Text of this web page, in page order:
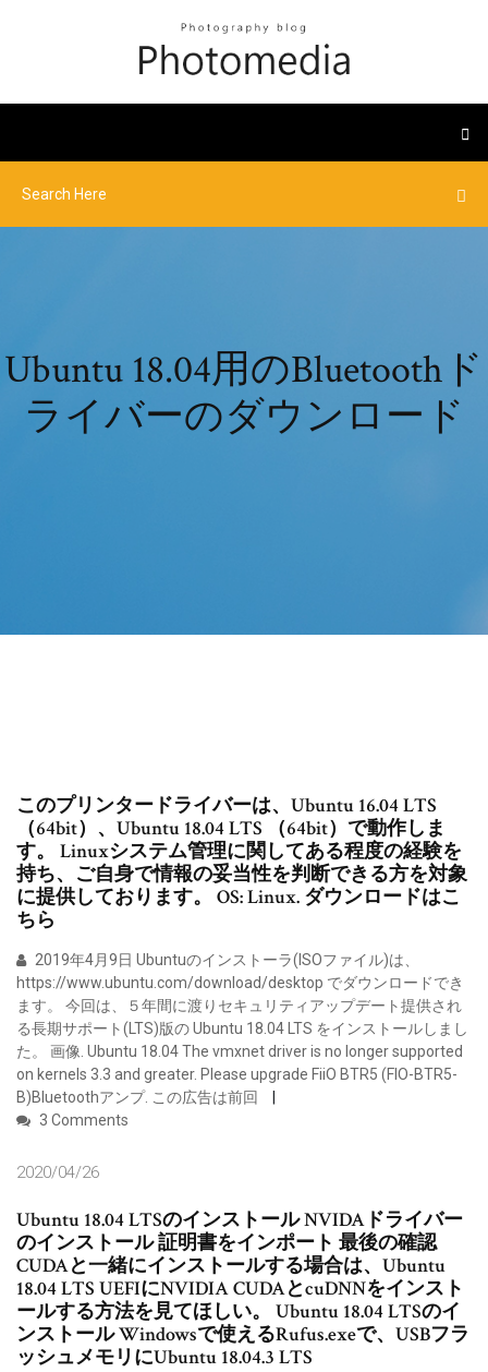
Ubuntu 18.04用のBluetoothド
ライバーのダウンロード
このプリンタードライバーは、Ubuntu 16.04 LTS
（64bit）、Ubuntu 18.04 LTS （64bit）で動作しま
す。 Linuxシステム管理に関してある程度の経験を
持ち、ご自身で情報の妥当性を判断できる方を対象
に提供しております。 OS: Linux. ダウンロードはこ
ちら
2019年4月9日 Ubuntuのインストーラ(ISOファイル)は、
https://www.ubuntu.com/download/desktop でダウンロードでき
ます。 今回は、５年間に渡りセキュリティアップデート提供され
る長期サポート(LTS)版の Ubuntu 18.04 LTS をインストールしまし
た。 画像. Ubuntu 18.04 The vmxnet driver is no longer supported
on kernels 3.3 and greater. Please upgrade FiiO BTR5 (FIO-BTR5-
B)Bluetoothアンプ. この広告は前回
3 Comments
2020/04/26
Ubuntu 18.04 LTSのインストール NVIDAドライバー
のインストール 証明書をインポート 最後の確認
CUDAと一緒にインストールする場合は、Ubuntu
18.04 LTS UEFIにNVIDIA CUDAとcuDNNをインスト
ールする方法を見てほしい。 Ubuntu 18.04 LTSのイ
ンストール Windowsで使えるRufus.exeで、USBフラ
ッシュメモリにUbuntu 18.04.3 LTS